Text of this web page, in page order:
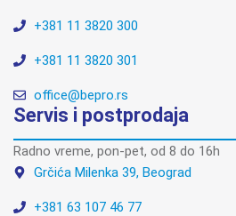
+381 11 3820 300
+381 11 3820 301
office@bepro.rs
Servis i postprodaja
Radno vreme, pon-pet, od 8 do 16h
Grčića Milenka 39, Beograd
+381 63 107 46 77